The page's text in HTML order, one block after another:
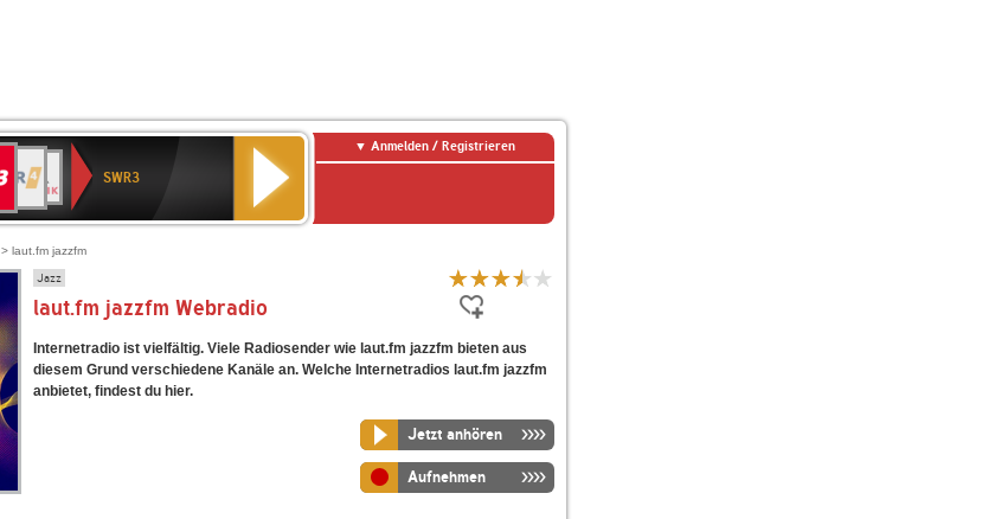
KLASSIK
SWR3
Anmelden / Registrieren
> laut.fm jazzfm
Jazz
laut.fm jazzfm Webradio
Internetradio ist vielfältig. Viele Radiosender wie laut.fm jazzfm bieten aus
diesem Grund verschiedene Kanäle an. Welche Internetradios laut.fm jazzfm
anbietet, findest du hier.
Jetzt anhören
Aufnehmen